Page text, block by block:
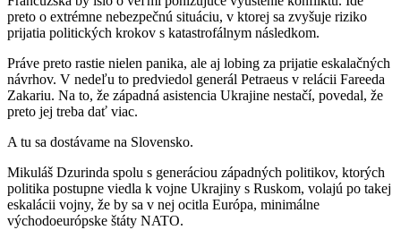
preto o extrémne nebezpečnú situáciu, v ktorej sa zvyšuje riziko
prijatia politických krokov s katastrofálnym následkom.
Práve preto rastie nielen panika, ale aj lobing za prijatie eskalačných
návrhov. V nedeľu to predviedol generál Petraeus v relácii Fareeda
Zakariu. Na to, že západná asistencia Ukrajine nestačí, povedal, že
preto jej treba dať viac.
A tu sa dostávame na Slovensko.
Mikuláš Dzurinda spolu s generáciou západných politikov, ktorých
politika postupne viedla k vojne Ukrajiny s Ruskom, volajú po takej
eskalácii vojny, že by sa v nej ocitla Európa, minimálne
východoeurópske štáty NATO.